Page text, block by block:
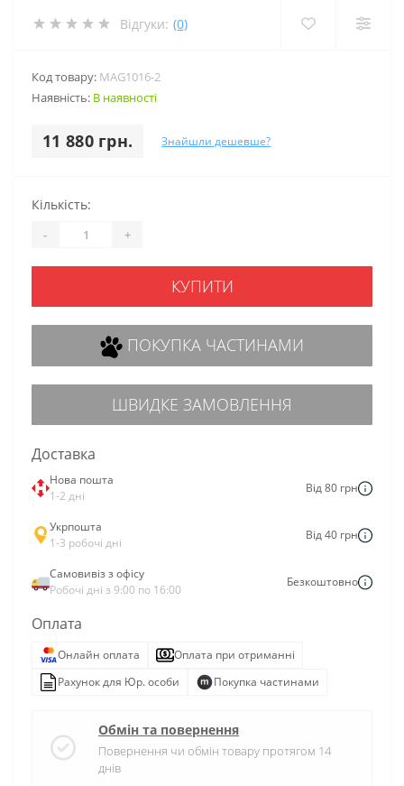
Відгуки: (0)
Код товару: MAG1016-2
Наявність: В наявності
11 880 грн. Знайшли дешевше?
Кількість:
- +
КУПИТИ
ПОКУПКА ЧАСТИНАМИ
ШВИДКЕ ЗАМОВЛЕННЯ
Доставка
Нова пошта
1-2 дні
Від 80 грн
Укрпошта
1-3 робочі дні
Від 40 грн
Самовивіз з офісу
Робочі дні з 9:00 по 16:00
Безкоштовно
Оплата
Онлайн оплата
Оплата при отриманні
Рахунок для Юр. особи
Покупка частинами
Обмін та повернення
Повернення чи обмін товару протягом 14
днів